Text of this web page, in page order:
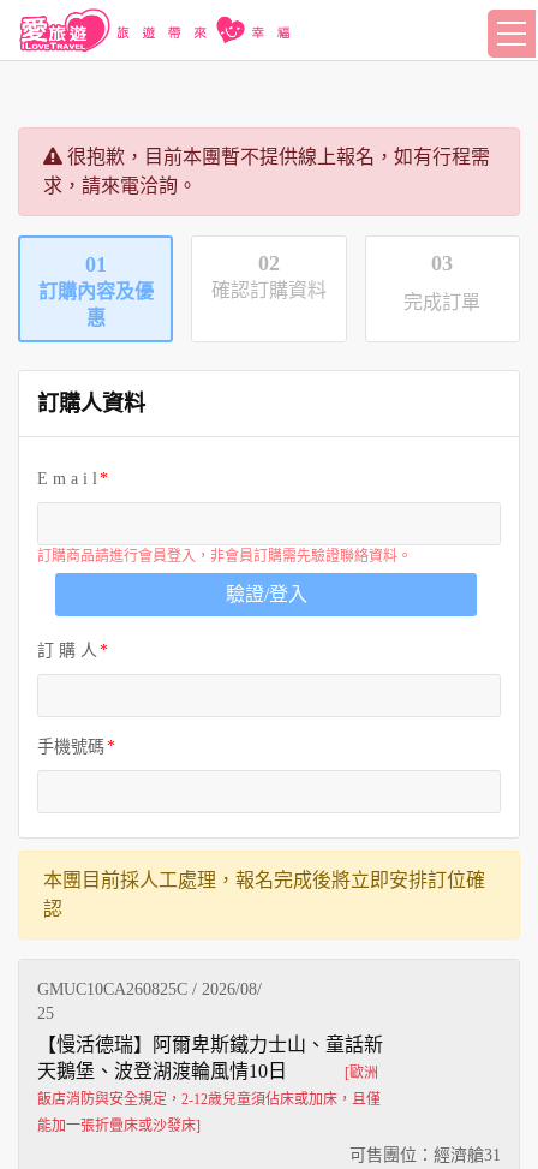
很抱歉，目前本團暫不提供線上報名，如有行程需
求，請來電洽詢。
01
訂購內容及優
惠
02
確認訂購資料
03
完成訂單
訂購人資料
E m a i l
訂購商品請進行會員登入，非會員訂購需先驗證聯絡資料。
驗證/登入
訂 購 人
手機號碼
本團目前採人工處理，報名完成後將立即安排訂位確
認
GMUC10CA260825C / 2026/08/
25
可售團位：經濟艙31
【慢活德瑞】阿爾卑斯鐵力士山、童話新
天鵝堡、波登湖渡輪風情10日
[歐洲
飯店消防與安全規定，2-12歲兒童須佔床或加床，且僅
能加一張折疊床或沙發床]